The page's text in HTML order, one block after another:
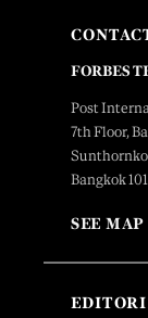
FORBES
Post
7th Floor,
Bangkok
SEE MAP